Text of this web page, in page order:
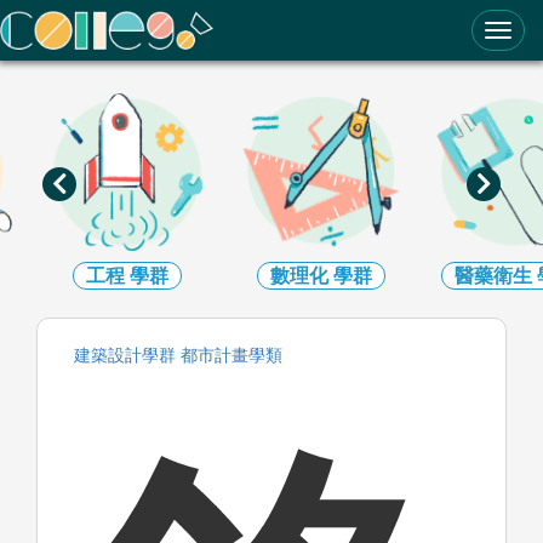
ColleGo! 大學選才與高中育才輔助系統
數理化學群 醫藥衛生學群 生命科學
建築設計學群 都市計畫學類